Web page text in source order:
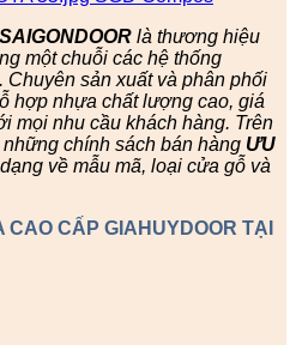
là thương hiệu
một chuỗi các hệ thống
. Chuyên sản xuất và phân phối
hợp nhựa chất lượng cao, giá
mọi nhu cầu khách hàng. Trên
những chính sách bán hàng ƯU
về mẫu mã, loại cửa gỗ và
CAO CẤP GIAHUYDOOR TẠI